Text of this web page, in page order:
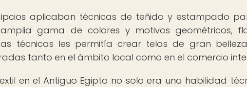
aplicaban técnicas de teñido y estampado
gama de colores y motivos geométricos,
técnicas les permitía crear telas de gran
tanto en el ámbito local como en el comercio
en el Antiguo Egipto no solo era una habilidad